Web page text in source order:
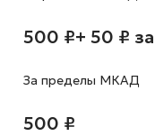
500 ₽+ 50 ₽
За пределы МКАД
500 ₽